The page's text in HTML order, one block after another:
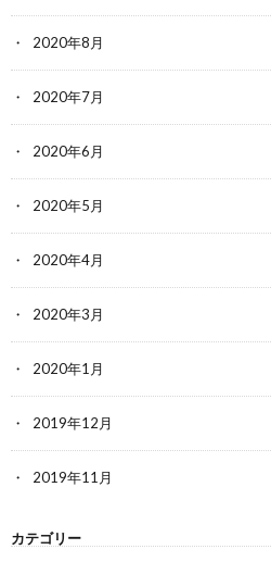
2020年8月
2020年7月
2020年6月
2020年5月
2020年4月
2020年3月
2020年1月
2019年12月
2019年11月
カテゴリー